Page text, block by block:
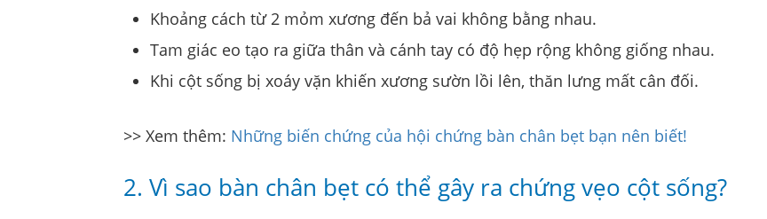
Khoảng cách từ 2 mỏm xương đến bả vai không bằng nhau.
Tam giác eo tạo ra giữa thân và cánh tay có độ hẹp rộng không giống nhau.
Khi cột sống bị xoáy vặn khiến xương sườn lồi lên, thăn lưng mất cân đối.
>> Xem thêm: Những biến chứng của hội chứng bàn chân bẹt bạn nên biết!
2. Vì sao bàn chân bẹt có thể gây ra chứng vẹo cột sống?